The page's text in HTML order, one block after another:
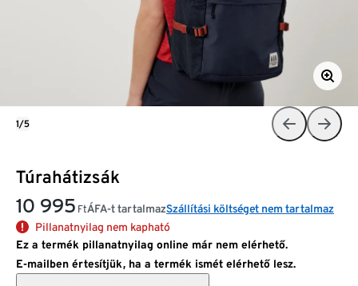
Túrahátizsák
10 995 FtÁFA-t tartalmazSzállítási költséget nem tartalmaz
Pillanatnyilag nem kapható
Ez a termék pillanatnyilag online már nem elérhető.
E-mailben értesítjük, ha a termék ismét elérhető lesz.
1/5